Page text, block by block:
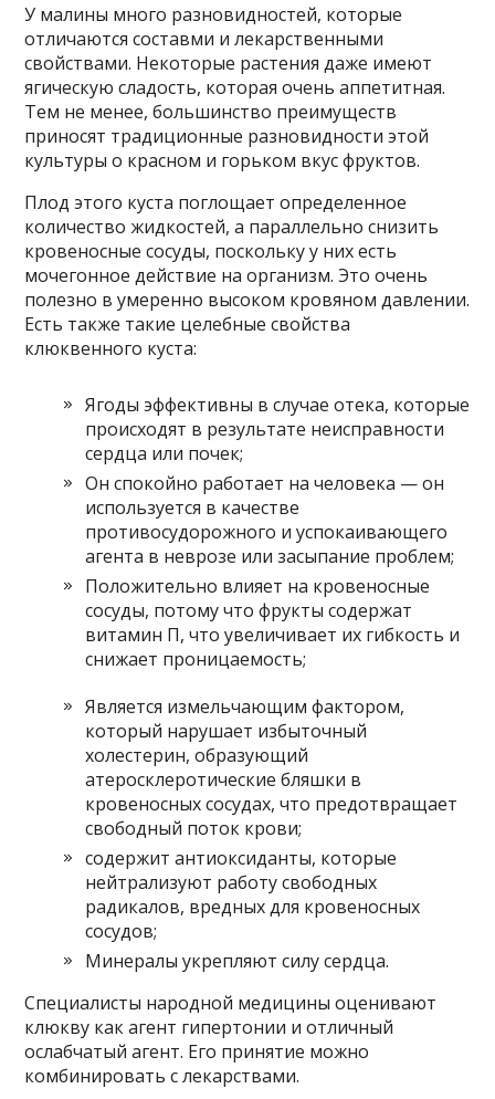
У малины много разновидностей, которые
отличаются составми и лекарственными
свойствами. Некоторые растения даже имеют
ягическую сладость, которая очень аппетитная.
Тем не менее, большинство преимуществ
приносят традиционные разновидности этой
культуры о красном и горьком вкус фруктов.
Плод этого куста поглощает определенное
количество жидкостей, а параллельно снизить
кровеносные сосуды, поскольку у них есть
мочегонное действие на организм. Это очень
полезно в умеренно высоком кровяном давлении.
Есть также такие целебные свойства
клюквенного куста:
Ягоды эффективны в случае отека, которые
происходят в результате неисправности
сердца или почек;
Он спокойно работает на человека — он
используется в качестве
противосудорожного и успокаивающего
агента в неврозе или засыпание проблем;
Положительно влияет на кровеносные
сосуды, потому что фрукты содержат
витамин П, что увеличивает их гибкость и
снижает проницаемость;
Является измельчающим фактором,
который нарушает избыточный
холестерин, образующий
атеросклеротические бляшки в
кровеносных сосудах, что предотвращает
свободный поток крови;
содержит антиоксиданты, которые
нейтрализуют работу свободных
радикалов, вредных для кровеносных
сосудов;
Минералы укрепляют силу сердца.
Специалисты народной медицины оценивают
клюкву как агент гипертонии и отличный
ослабчатый агент. Его принятие можно
комбинировать с лекарствами.